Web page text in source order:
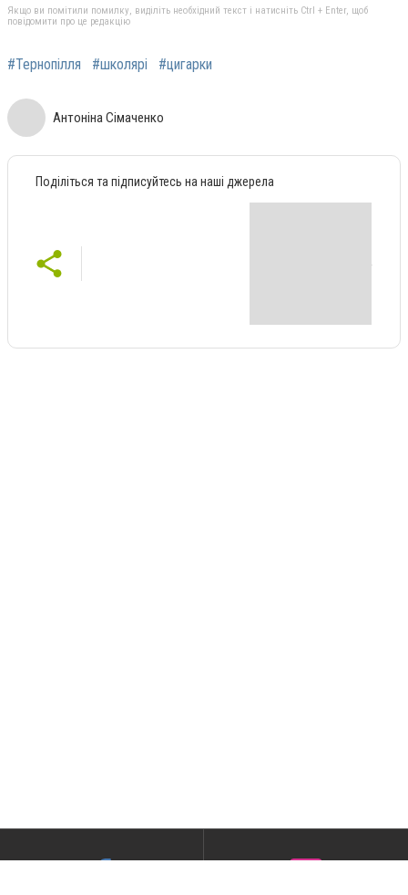
Якщо ви помітили помилку, виділіть необхідний текст і натисніть Ctrl + Enter, щоб
повідомити про це редакцію
#Тернопілля #школярі #цигарки
Антоніна Сімаченко
Поділіться та підписуйтесь на наші джерела